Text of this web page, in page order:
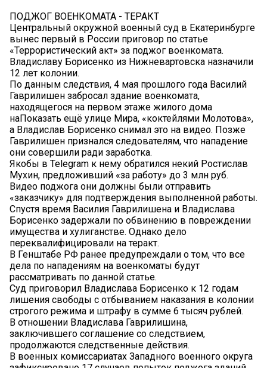
ПОДЖОГ ВОЕНКОМАТА - ТЕРАКТ
Центральный окружной военный суд в Екатеринбурге
вынес первый в России приговор по статье
«Террористический акт» за поджог военкомата.
Владиславу Борисенко из Нижневартовска назначили
12 лет колонии.
По данным следствия, 4 мая прошлого года Василий
Гаврилишен забросал здание военкомата,
находящегося на первом этаже жилого дома
наПоказать ещё улице Мира, «коктейлями Молотова»,
а Владислав Борисенко снимал это на видео. Позже
Гаврилишен признался следователям, что нападение
они совершили ради заработка.
Якобы в Telegram к нему обратился некий Ростислав
Мухин, предложивший «за работу» до 3 млн руб.
Видео поджога они должны были отправить
«заказчику» для подтверждения выполненной работы.
Спустя время Василия Гаврилишена и Владислава
Борисенко задержали по обвинению в повреждении
имущества и хулиганстве. Однако дело
переквалифицировали на теракт.
В Генштабе РФ ранее предупреждали о том, что все
дела по нападениям на военкоматы будут
рассматривать по данной статье.
Суд приговорил Владислава Борисенко к 12 годам
лишения свободы с отбыванием наказания в колонии
строгого режима и штрафу в сумме 6 тысяч рублей.
В отношении Владислава Гаврилишина,
заключившего соглашение со следствием,
продолжаются следственные действия.
В военных комиссариатах Западного военного округа